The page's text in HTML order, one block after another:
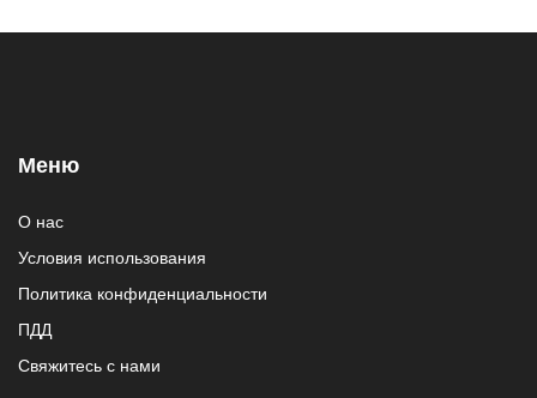
Меню
О нас
Условия использования
Политика конфиденциальности
ПДД
Свяжитесь с нами